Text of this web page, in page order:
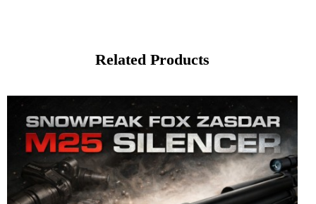
Related Products